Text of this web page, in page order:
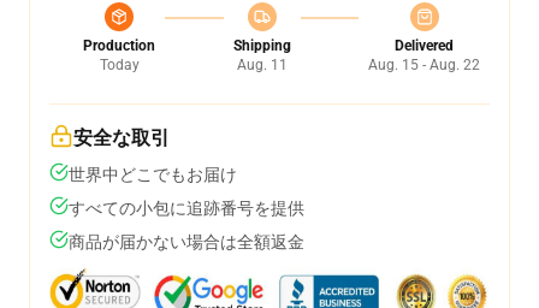
Production
Today
Shipping
Aug. 11
Delivered
Aug. 15 - Aug. 22
安全な取引
世界中どこでもお届け
すべての小包に追跡番号を提供
商品が届かない場合は全額返金